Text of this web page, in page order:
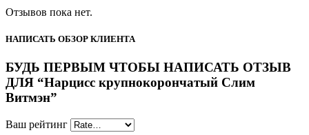
Отзывов пока нет.
НАПИСАТЬ ОБЗОР КЛИЕНТА
БУДЬ ПЕРВЫМ ЧТОБЫ НАПИСАТЬ ОТЗЫВ
ДЛЯ “Нарцисс крупнокорончатый Слим
Витмэн”
Ваш рейтинг